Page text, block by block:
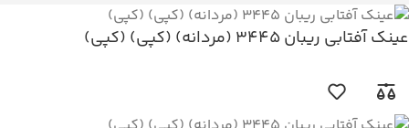
عینک آفتابی ریبان 3445 (مردانه) (کپی) (کپی)